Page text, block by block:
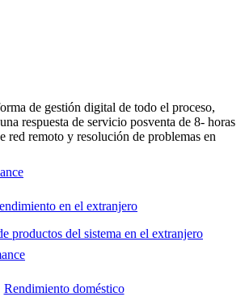
de gestión digital de todo el proceso,
respuesta de servicio posventa de 8- horas
red remoto y resolución de problemas en
en el extranjero
productos del sistema en el extranjero
Rendimiento doméstico